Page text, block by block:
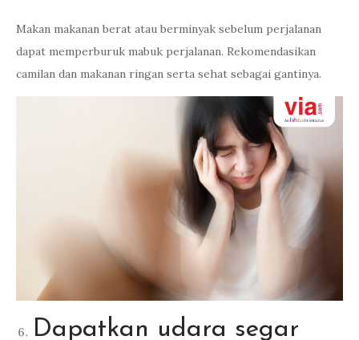
Makan makanan berat atau berminyak sebelum perjalanan
dapat memperburuk mabuk perjalanan. Rekomendasikan
camilan dan makanan ringan serta sehat sebagai gantinya.
Dapatkan udara segar